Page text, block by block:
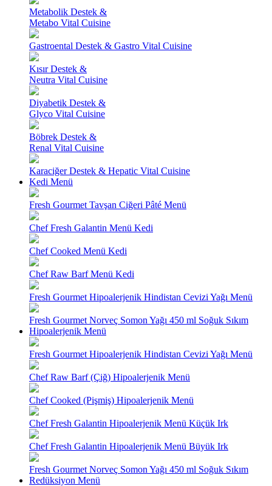
Metabolik Destek &
Metabo Vital Cuisine
Gastroental Destek & Gastro Vital Cuisine
Kısır Destek &
Neutra Vital Cuisine
Diyabetik Destek &
Glyco Vital Cuisine
Böbrek Destek &
Renal Vital Cuisine
Karaciğer Destek & Hepatic Vital Cuisine
Kedi Menü
Fresh Gourmet Tavşan Ciğeri Pâté Menü
Chef Fresh Galantin Menü Kedi
Chef Cooked Menü Kedi
Chef Raw Barf Menü Kedi
Fresh Gourmet Hipoalerjenik Hindistan Cevizi Yağı Menü
Fresh Gourmet Norveç Somon Yağı 450 ml Soğuk Sıkım
Hipoalerjenik Menü
Fresh Gourmet Hipoalerjenik Hindistan Cevizi Yağı Menü
Chef Raw Barf (Çiğ) Hipoalerjenik Menü
Chef Cooked (Pişmiş) Hipoalerjenik Menü
Chef Fresh Galantin Hipoalerjenik Menü Küçük Irk
Chef Fresh Galantin Hipoalerjenik Menü Büyük Irk
Fresh Gourmet Norveç Somon Yağı 450 ml Soğuk Sıkım
Redüksiyon Menü